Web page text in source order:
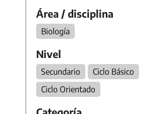
Área / disciplina
Biología
Nivel
Secundario
Ciclo Básico
Ciclo Orientado